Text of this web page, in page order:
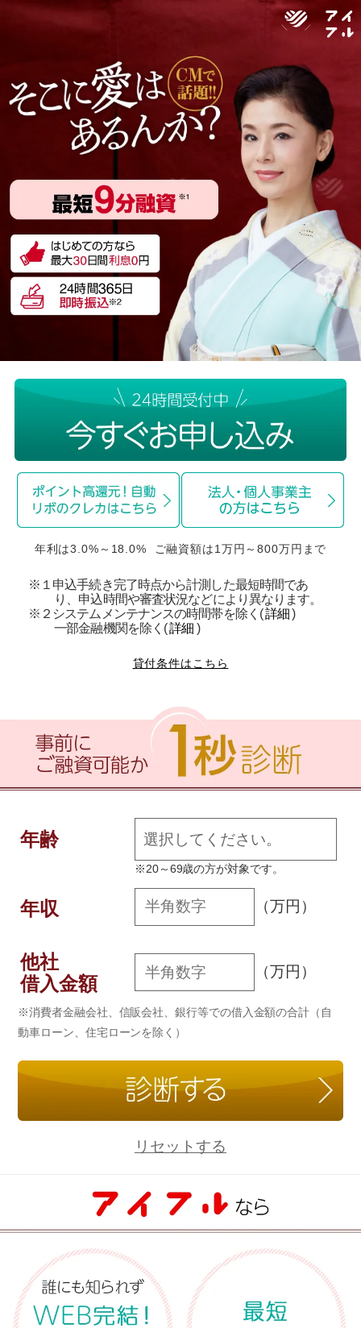
年利は3.0%～18.0% ご融資額は1万円～800万円まで
※１申込手続き完了時点から計測した最短時間であ
り、申込時間や審査状況などにより異なります。
※２システムメンテナンスの時間帯を除く(詳細)
一部金融機関を除く(詳細 )
貸付条件はこちら
年齢
※20～69歳の方が対象です。
年収 （万円）
他社
借入金額
（万円）
※消費者金融会社、信販会社、銀行等での借入金額の合計（自
動車ローン、住宅ローンを除く）